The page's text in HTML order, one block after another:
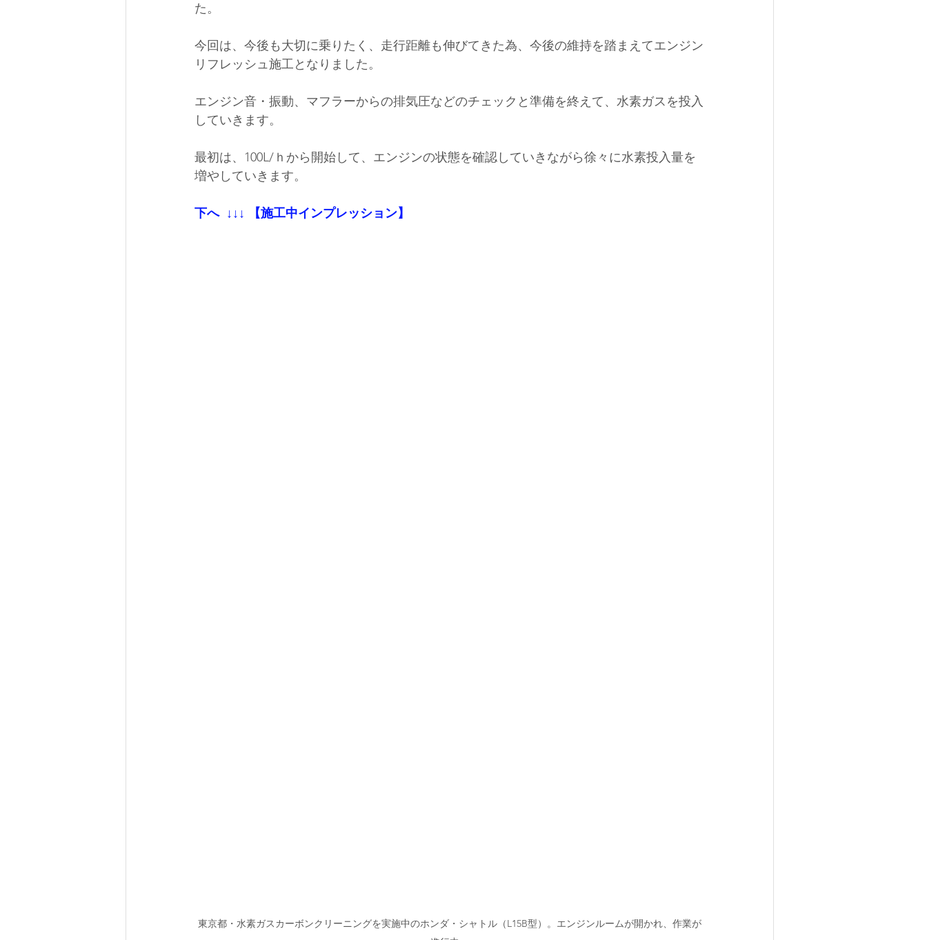
た。
今回は、 今後も大切に乗りたく、走行距離も伸びてきた為、今後の維持を踏まえてエンジン
リフレッシュ施工となりました。
エンジン音・振動、マフラーからの排気圧などのチェックと準備を終えて、水素ガスを投入
していきます。
最初は、100L/ｈから開始して、エンジンの状態を確認していきながら徐々に水素投入量を
増やしていきます。
下へ  ↓↓↓ 【施工中インプレッション】
東京都・水素ガスカーボンクリーニングを実施中のホンダ・シャトル（L15B型）。エンジンルームが開かれ、作業が